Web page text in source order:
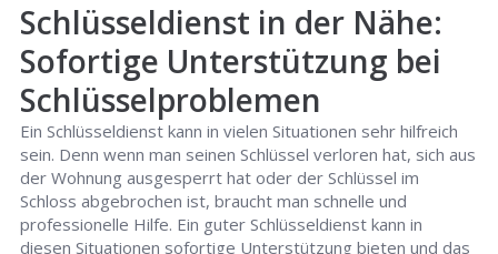
Schlüsseldienst in der Nähe:
Sofortige Unterstützung bei
Schlüsselproblemen
Ein Schlüsseldienst kann in vielen Situationen sehr hilfreich
sein. Denn wenn man seinen Schlüssel verloren hat, sich aus
der Wohnung ausgesperrt hat oder der Schlüssel im
Schloss abgebrochen ist, braucht man schnelle und
professionelle Hilfe. Ein guter Schlüsseldienst kann in
diesen Situationen sofortige Unterstützung bieten und das